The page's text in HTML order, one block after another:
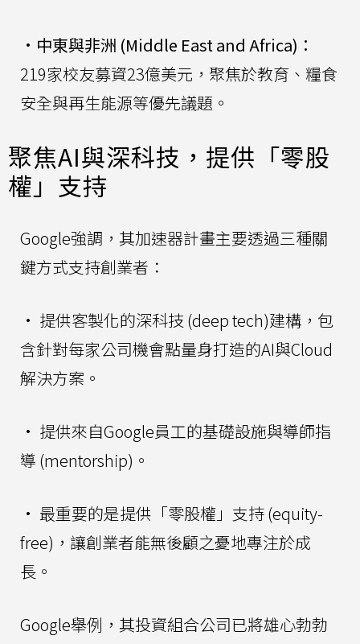
• 中東與非洲 (Middle East and Africa)：
219家校友募資23億美元，聚焦於教育、糧食
安全與再生能源等優先議題。
聚焦AI與深科技，提供「零股
權」支持
Google強調，其加速器計畫主要透過三種關
鍵方式支持創業者：
• 提供客製化的深科技 (deep tech)建構，包
含針對每家公司機會點量身打造的AI與Cloud
解決方案。
• 提供來自Google員工的基礎設施與導師指
導 (mentorship)。
• 最重要的是提供「零股權」支持 (equity-
free)，讓創業者能無後顧之憂地專注於成
長。
Google舉例，其投資組合公司已將雄心勃勃